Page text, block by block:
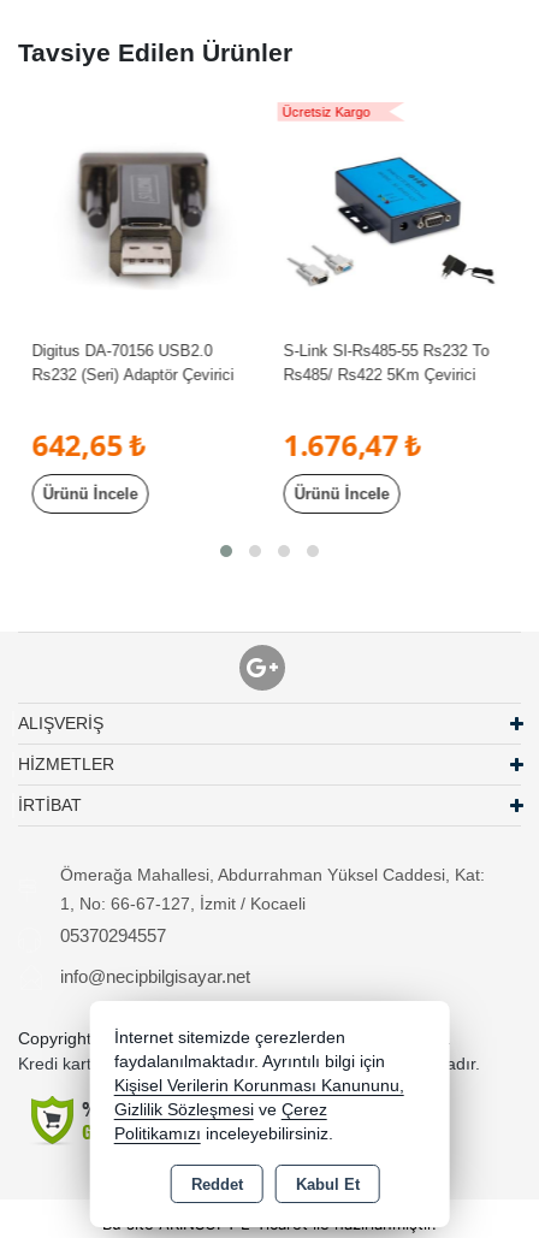
Tavsiye Edilen Ürünler
Digitus DA-70156 USB2.0
Rs232 (Seri) Adaptör Çevirici
642,65 ₺
Ürünü İncele
Ücretsiz Kargo
S-Link Sl-Rs485-55 Rs232 To
Rs485/ Rs422 5Km Çevirici
1.676,47 ₺
Ürünü İncele
ALIŞVERİŞ
HİZMETLER
İRTİBAT
Ömerağa Mahallesi, Abdurrahman Yüksel Caddesi, Kat:
1, No: 66-67-127, İzmit / Kocaeli
05370294557
info@necipbilgisayar.net
Copyright 2026 necipbilgisayar.net - Tüm hakları saklıdır.
Kredi kartı bilgileriniz 256bit SSL sertifikası ile korunmaktadır.
Bu site AKINSOFT E-Ticaret ile hazırlanmıştır.
İnternet sitemizde çerezlerden
faydalanılmaktadır. Ayrıntılı bilgi için
Kişisel Verilerin Korunması Kanununu,
Gizlilik Sözleşmesi ve Çerez
Politikamızı inceleyebilirsiniz.
Reddet Kabul Et